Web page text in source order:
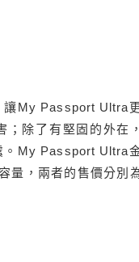
My Passport Ultra
；除了有堅固的外在
My Passport Ultra
量，兩者的售價分別